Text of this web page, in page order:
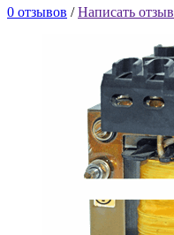
0 отзывов /Написать отзыв